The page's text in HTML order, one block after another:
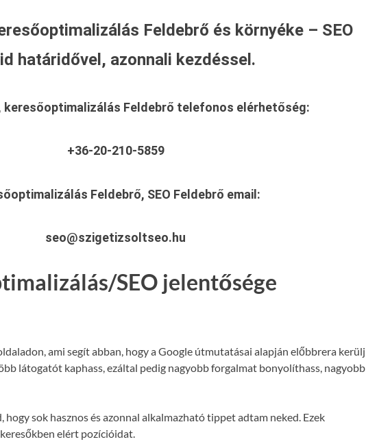
Feldebrő és környéke – SEO
határidővel, azonnali kezdéssel.
keresőoptimalizálás Feldebrő telefonos elérhetőség:
+36-20-210-5859
Feldebrő, SEO Feldebrő email:
seo@szigetizsoltseo.hu
SEO jelentősége
ami segít abban, hogy a Google útmutatásai alapján előbbrera kerülj
látogatót kaphass, ezáltal pedig nagyobb forgalmat bonyolíthass, nagyobb
sok hasznos és azonnal alkalmazható tippet adtam neked. Ezek
elért pozícióidat.